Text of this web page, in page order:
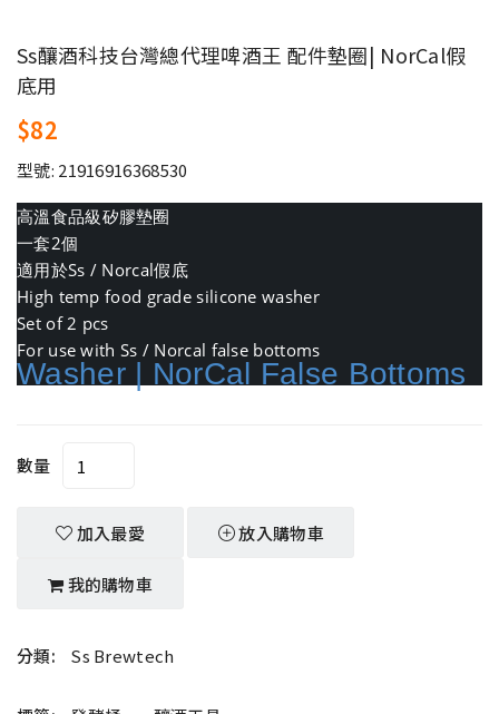
Ss釀酒科技台灣總代理啤酒王 配件墊圈| NorCal假
底用
$82
型號: 21916916368530
高溫食品級矽膠墊圈
一套2個
適用於Ss / Norcal假底
High temp food grade silicone washer
Set of 2 pcs
For use with Ss / Norcal false bottoms
Washer | NorCal False Bottoms
數量
加入最愛 放入購物車
我的購物車
分類: Ss Brewtech